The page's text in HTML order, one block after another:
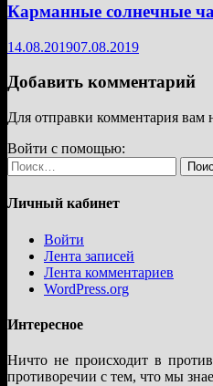
Карманные солнечные
14.08.201907.08.2019
Добавить комментарий
Для отправки комментария вам
Войти с помощью:
Найти:
Личный кабинет
Войти
Лента записей
Лента комментариев
WordPress.org
Интересное
Ничто не происходит в
противоречии с тем, что мы